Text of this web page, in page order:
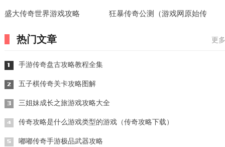
盛大传奇世界游戏攻略
狂暴传奇公测（游戏网原始传
热门文章 更
手游传奇盘古攻略教程全集
五子棋传奇关卡攻略图解
三姐妹成长之旅游戏攻略大全
传奇攻略是什么游戏类型的游戏（传奇攻略下载）
嘟嘟传奇手游极品武器攻略